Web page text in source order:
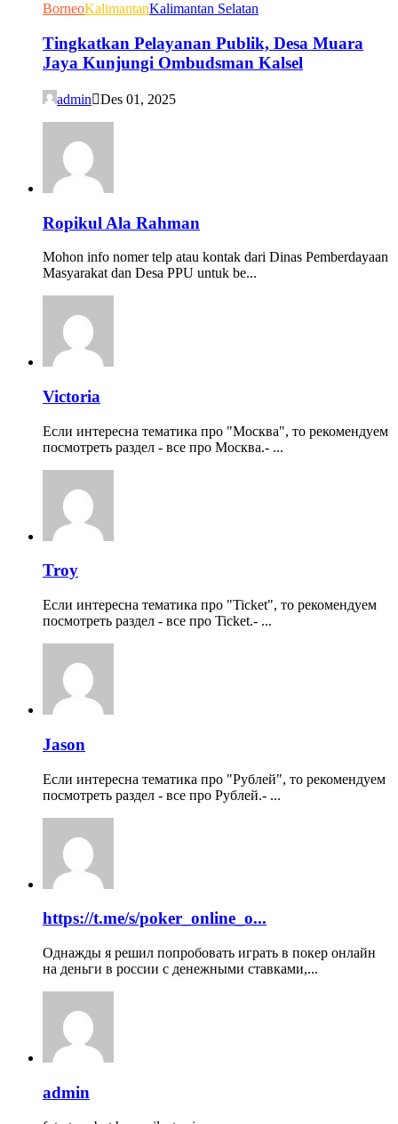
BorneoKalimantanKalimantan Selatan
Tingkatkan Pelayanan Publik, Desa Muara
Jaya Kunjungi Ombudsman Kalsel
admin Des 01, 2025
Ropikul Ala Rahman
Mohon info nomer telp atau kontak dari Dinas Pemberdayaan
Masyarakat dan Desa PPU untuk be...
Victoria
Если интересна тематика про "Москва", то рекомендуем
посмотреть раздел - все про Москва.- ...
Troy
Если интересна тематика про "Ticket", то рекомендуем
посмотреть раздел - все про Ticket.- ...
Jason
Если интересна тематика про "Рублей", то рекомендуем
посмотреть раздел - все про Рублей.- ...
https://t.me/s/poker_online_o...
Однажды я решил попробовать играть в покер онлайн
на деньги в россии с денежными ставками,...
admin